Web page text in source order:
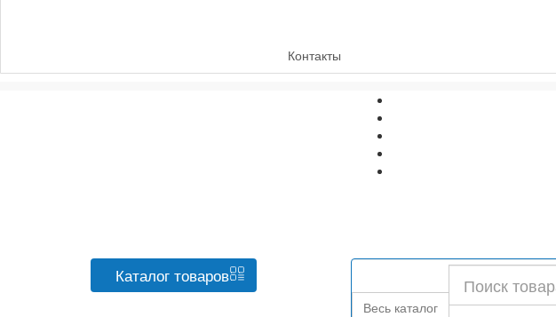
Контакты
Каталог товаров
Весь каталог